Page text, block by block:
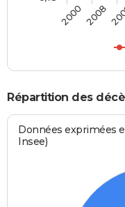
2000 2008
Répartition des
Données exprimées
Insee)